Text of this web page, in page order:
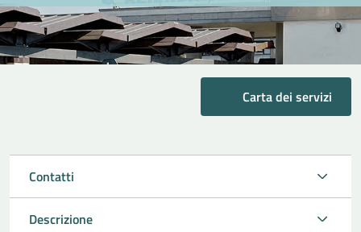
Carta dei servizi
Contatti
Descrizione